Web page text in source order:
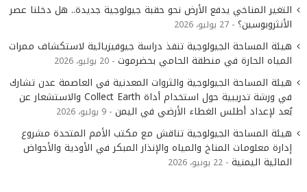
التغير المناخي يدفع الأرض نحو حقبة جيولوجية جديدة.. هل دخلنا عصر
الأنثروبوسين؟ 27 يوليو، 2026
هيئة المساحة الجيولوجية تنفذ دراسة جيوفيزيائية لاستكشاف ممرات
المياه الحارة في منطقة الحامي بحضرموت 20 يوليو، 2026
هيئة المساحة الجيولوجية والثروات المعدنية في العاصمة عدن تشارك
في ورشة تدريبية حول استخدام أداة Collect Earth والاستشعار عن
بُعد لإعداد أطلس الغطاء الأرضي في اليمن 9 يوليو، 2026
هيئة المساحة الجيولوجية تناقش مع مكتب الأمم المتحدة مشروع
إدارة معلومات المناخ والمياه والإنذار المبكر في الأودية والأحواض
المائية اليمنية 22 يونيو، 2026